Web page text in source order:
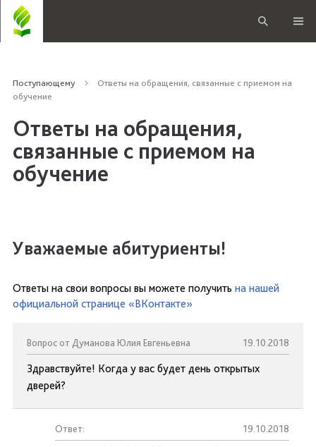
Поступающему
Ответы на обращения, связанные с приемом на
обучение
Ответы на обращения,
связанные с приемом на
обучение
Уважаемые абитуриенты!
Ответы на свои вопросы вы можете получить на нашей
официальной странице «ВКонтакте»
Вопрос от Думанова Юлия Евгеньевна 19.10.2018
Здравствуйте! Когда у вас будет день открытых
дверей?
Ответ: 19.10.2018